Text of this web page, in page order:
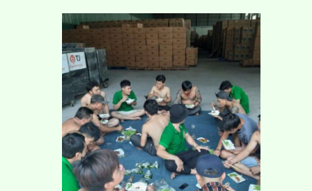
chuyển
phòng
trọ
nhà
trọ
nhanh
gọn,
đơn
giản,
giá
rẻ